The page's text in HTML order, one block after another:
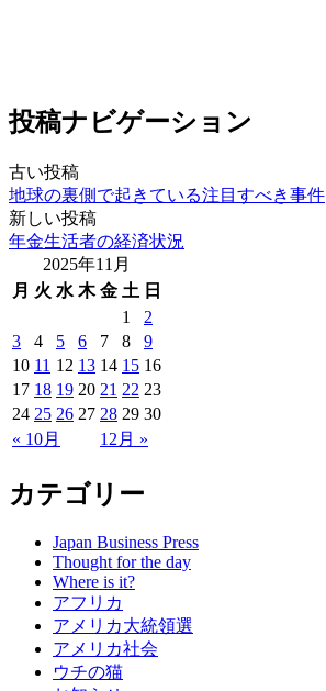
投稿ナビゲーション
古い投稿
地球の裏側で起きている注目すべき事件
新しい投稿
年金生活者の経済状況
2025年11月
月 火 水 木 金 土 日
« 10月 12月 »
1
2
3
4 5 6 7 8
9
10 11 12 13 14 15 16
17 18 19 20 21 22 23
24 25 26 27 28 29 30
カテゴリー
Japan Business Press
Thought for the day
Where is it?
アフリカ
アメリカ大統領選
アメリカ社会
ウチの猫